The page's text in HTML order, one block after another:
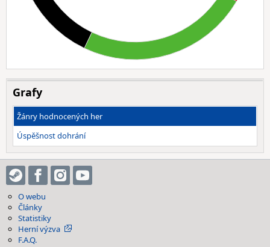
Grafy
Žánry hodnocených her
Úspěšnost dohrání
O webu
Články
Statistiky
Herní výzva
F.A.Q.